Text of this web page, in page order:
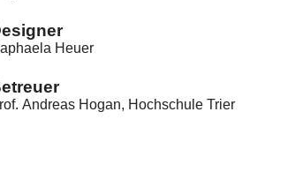
Heuer
Andreas Hogan, Hochschule Trier